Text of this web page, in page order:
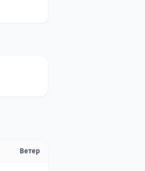
Ветер